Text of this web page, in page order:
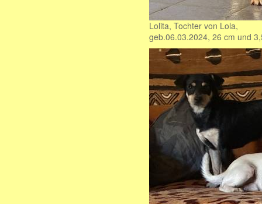
Lolita, Tochter von Lola,
geb.06.03.2024, 26 cm und